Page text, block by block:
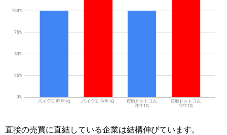
直接の売買に直結している企業は結構伸びています。